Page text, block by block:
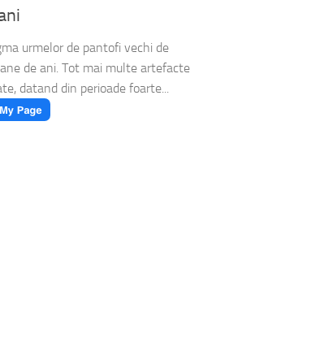
urmelor de pantofi vechi de
de ani. Tot mai multe artefacte
datand din perioade foarte...